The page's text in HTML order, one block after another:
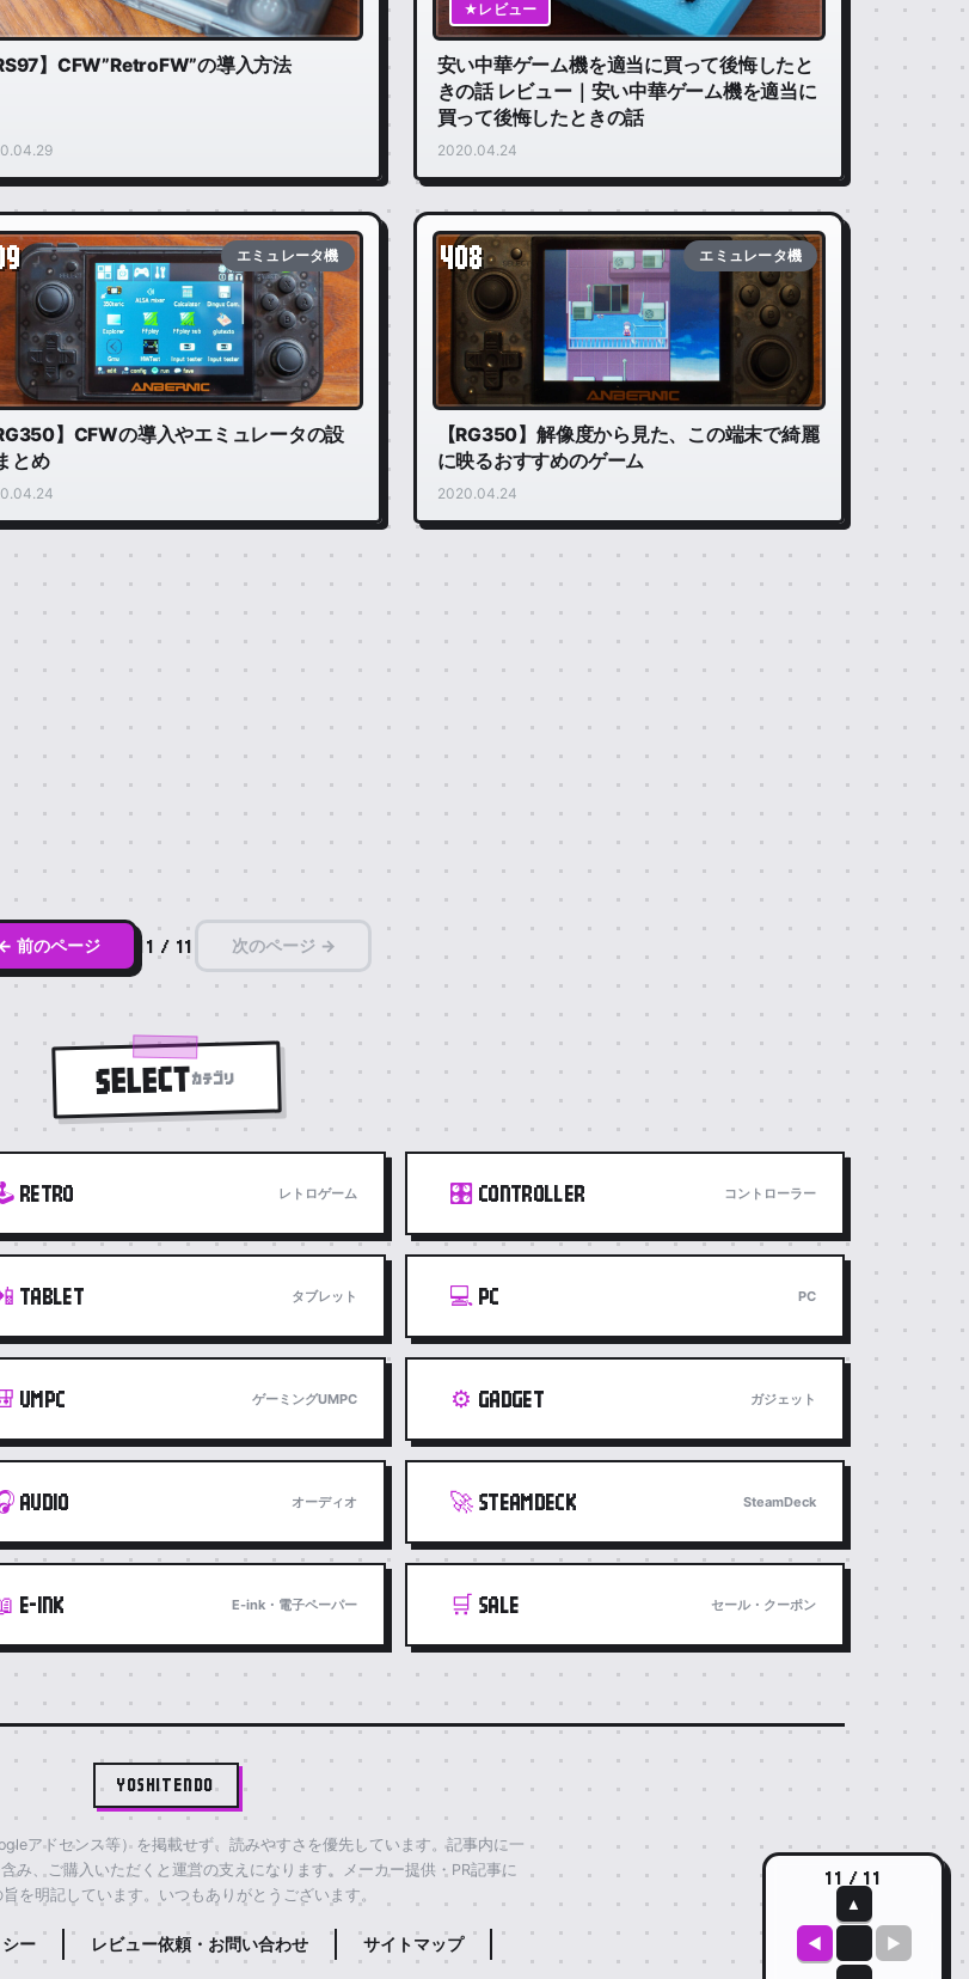
】CFW”RetroFW”の導入方法
★レビュー
安い中華ゲーム機を適当に買って後悔したと
きの話 レビュー｜安い中華ゲーム機を適当に
買って後悔したときの話
2020.04.24
エミュレータ機
RG350】CFWの導入やエミュレータの設
とめ
408 エミュレータ機
【RG350】解像度から見た、この端末で綺麗
に映るおすすめのゲーム
2020.04.24
前のページ 11 / 11 次のページ →
SELECTカテゴリ
RETRO レトロゲーム 🎛️ CONTROLLER コントローラー
TABLET タブレット 💻 PC PC
UMPC ゲーミングUMPC ⚙️ GADGET ガジェット
AUDIO オーディオ 🚀 STEAMDECK SteamDeck
E-INK E-ink・電子ペーパー 🛒 SALE セール・クーポン
YOSHITENDO
アドセンス等）を掲載せず、読みやすさを優先しています。記事内に一
み、ご購入いただくと運営の支えになります。メーカー提供・PR記事に
旨を明記しています。いつもありがとうございます。
ー レビュー依頼・お問い合わせ サイトマップ
11 / 11
▲
◀ ▶